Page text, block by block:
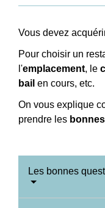
Vous devez
Pour choisir un
l'emplacement, le
bail en cours, etc.
On vous explique
prendre les
Les bonnes